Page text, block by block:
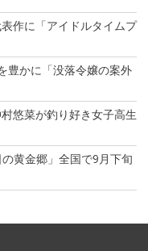
作に「アイドルタイムプ
豊かに「没落令嬢の案外
悠菜が釣り好き女子高生
黄金郷」全国で9月下旬